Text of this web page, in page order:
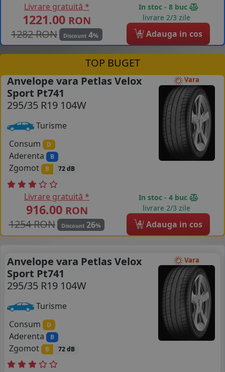
Livrare gratuită *
1221.00 RON
1282 RON
Discount 4%
In stoc - 8 buc
livrare 2/3 zile
4 Adauga in cos
TOP BUGET
Vara
Anvelope vara Petlas Velox
Sport Pt741
295/35 R19 104W
Turisme
Consum
D
Aderenta B
Zgomot B 72 dB
Livrare gratuită *
916.00 RON
1254 RON
Discount 26%
In stoc - 4 buc
livrare 2/3 zile
4 Adauga in cos
Vara
Anvelope vara Petlas Velox
Sport Pt741
295/35 R19 104W
Turisme
Consum
D
Aderenta B
Zgomot B 72 dB